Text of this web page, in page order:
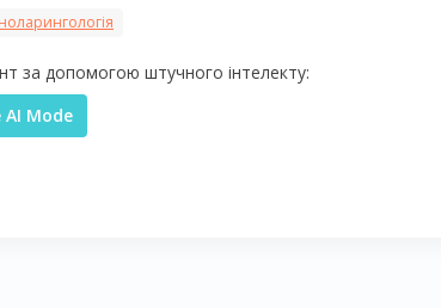
за допомогою штучного інтелекту:
AI Mode